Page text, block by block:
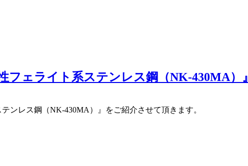
フェライト系ステンレス鋼（NK-430MA）』
ンレス鋼（NK-430MA）』をご紹介させて頂きます。